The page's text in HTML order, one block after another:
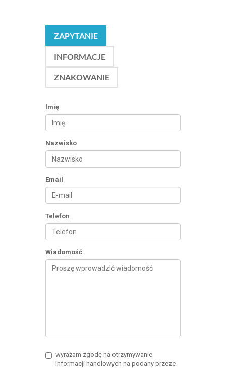
ZAPYTANIE
INFORMACJE
ZNAKOWANIE
Imię
Nazwisko
Email
Telefon
Wiadomość
wyrażam zgodę na otrzymywanie
informacji handlowych na podany przeze